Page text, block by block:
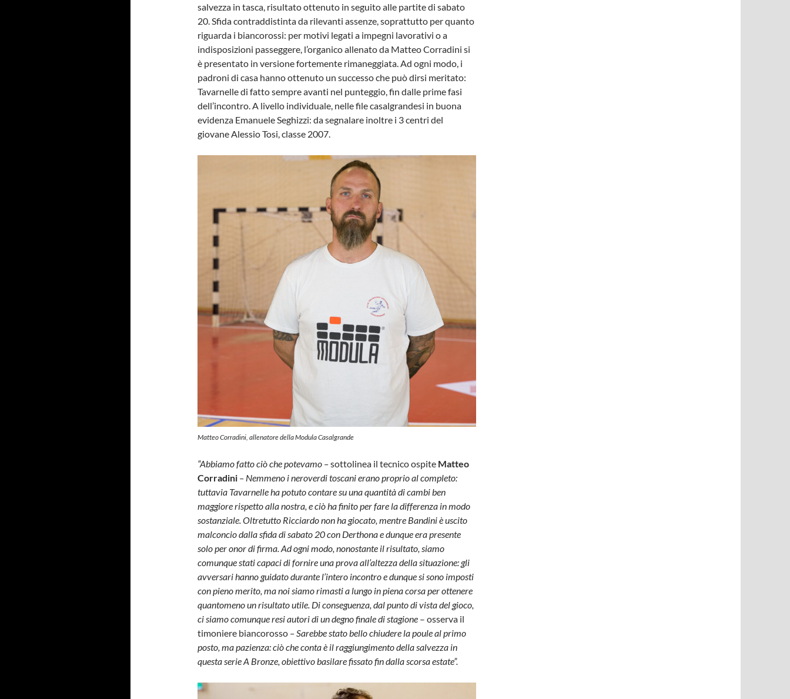
salvezza in tasca, risultato ottenuto in seguito alle partite di sabato
20. Sfida contraddistinta da rilevanti assenze, soprattutto per quanto
riguarda i biancorossi: per motivi legati a impegni lavorativi o a
indisposizioni passeggere, l’organico allenato da Matteo Corradini si
è presentato in versione fortemente rimaneggiata. Ad ogni modo, i
padroni di casa hanno ottenuto un successo che può dirsi meritato:
Tavarnelle di fatto sempre avanti nel punteggio, fin dalle prime fasi
dell’incontro. A livello individuale, nelle file casalgrandesi in buona
evidenza Emanuele Seghizzi: da segnalare inoltre i 3 centri del
giovane Alessio Tosi, classe 2007.
Matteo Corradini, allenatore della Modula Casalgrande
“Abbiamo fatto ciò che potevamo –sottolinea il tecnico ospite Matteo
Corradini – Nemmeno i neroverdi toscani erano proprio al completo:
tuttavia Tavarnelle ha potuto contare su una quantità di cambi ben
maggiore rispetto alla nostra, e ciò ha finito per fare la differenza in modo
sostanziale. Oltretutto Ricciardo non ha giocato, mentre Bandini è uscito
malconcio dalla sfida di sabato 20 con Derthona e dunque era presente
solo per onor di firma. Ad ogni modo, nonostante il risultato, siamo
comunque stati capaci di fornire una prova all’altezza della situazione: gli
avversari hanno guidato durante l’intero incontro e dunque si sono imposti
con pieno merito, ma noi siamo rimasti a lungo in piena corsa per ottenere
quantomeno un risultato utile. Di conseguenza, dal punto di vista del gioco,
ci siamo comunque resi autori di un degno finale di stagione – osserva il
timoniere biancorosso – Sarebbe stato bello chiudere la poule al primo
posto, ma pazienza: ciò che conta è il raggiungimento della salvezza in
questa serie A Bronze, obiettivo basilare fissato fin dalla scorsa estate”.